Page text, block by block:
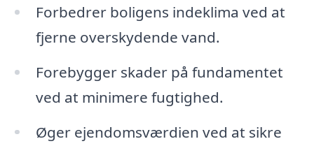
Forbedrer boligens indeklima ved at
fjerne overskydende vand.
Forebygger skader på fundamentet
ved at minimere fugtighed.
Øger ejendomsværdien ved at sikre